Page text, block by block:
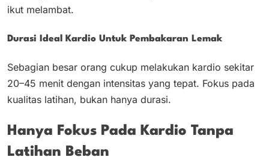
ikut melambat.
Durasi Ideal Kardio Untuk Pembakaran Lemak
Sebagian besar orang cukup melakukan kardio sekitar
20–45 menit dengan intensitas yang tepat. Fokus pada
kualitas latihan, bukan hanya durasi.
Hanya Fokus Pada Kardio Tanpa
Latihan Beban